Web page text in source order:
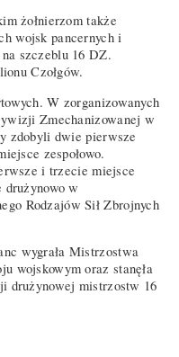
żołnierzom także
wojsk pancernych i
szczeblu 16 DZ.
Czołgów.
W zorganizowanych
Zmechanizowanej w
zdobyli dwie pierwsze
zespołowo.
i trzecie miejsce
w
Rodzajów Sił Zbrojnych
wygrała Mistrzostwa
wojskowym oraz stanęła
drużynowej mistrzostw 16